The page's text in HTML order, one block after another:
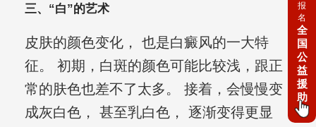
三、“白”的艺术
皮肤的颜色变化， 也是白癜风的一大特
征。 初期，白斑的颜色可能比较浅，跟正
常的肤色也差不了太多。 接着，会慢慢变
成灰白色， 甚至乳白色， 逐渐变得更显
报
名
全
国
公
益
援
助